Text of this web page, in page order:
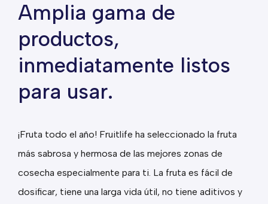
Amplia gama de
productos,
inmediatamente listos
para usar.
¡Fruta todo el año! Fruitlife ha seleccionado la fruta
más sabrosa y hermosa de las mejores zonas de
cosecha especialmente para ti. La fruta es fácil de
dosificar, tiene una larga vida útil, no tiene aditivos y